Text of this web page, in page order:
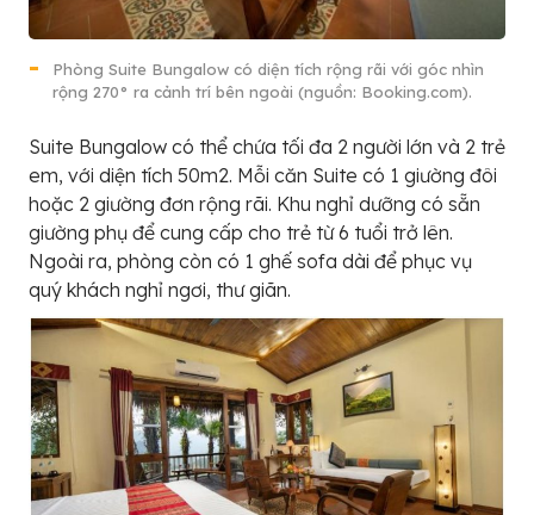
Phòng Suite Bungalow có diện tích rộng rãi với góc nhìn
rộng 270° ra cảnh trí bên ngoài (nguồn: Booking.com).
Suite Bungalow có thể chứa tối đa 2 người lớn và 2 trẻ
em, với diện tích 50m2. Mỗi căn Suite có 1 giường đôi
hoặc 2 giường đơn rộng rãi. Khu nghỉ dưỡng có sẵn
giường phụ để cung cấp cho trẻ từ 6 tuổi trở lên.
Ngoài ra, phòng còn có 1 ghế sofa dài để phục vụ
quý khách nghỉ ngơi, thư giãn.